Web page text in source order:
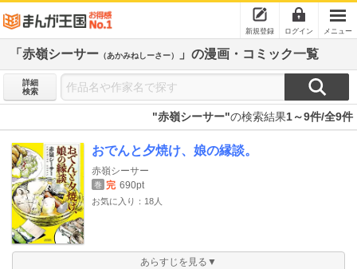
新規登録 ログイン メニュー
「赤嶺シーサー （あかみねしーさー） 」の漫画・コミック一覧
詳細
検索
"赤嶺シーサー"の検索結果1～9件/全9件
おでんと夕焼け、娘の縁談。
赤嶺シーサー
巻 完 690pt
お気に入り：18人
あらすじを見る▼